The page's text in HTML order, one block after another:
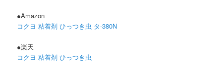
●Amazon
コクヨ 粘着剤 ひっつき虫 タ-380N
●楽天
コクヨ 粘着剤 ひっつき虫